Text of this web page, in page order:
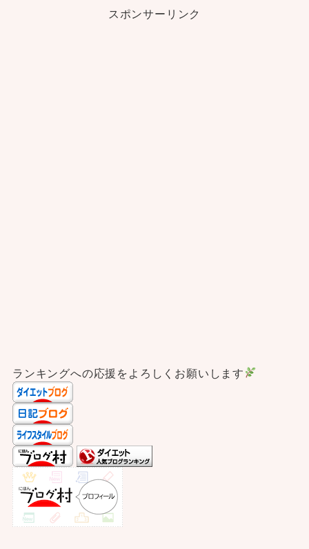
スポンサーリンク
ランキングへの応援をよろしくお願いします